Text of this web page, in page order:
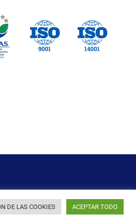
DE LAS COOKIES ACEPTAR TODO